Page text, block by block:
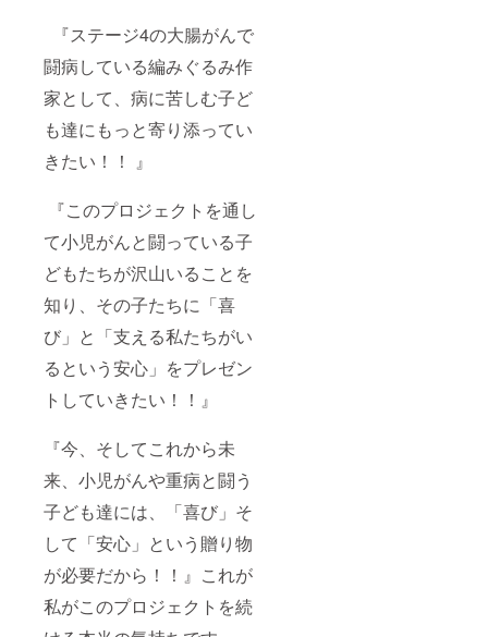
『ステージ4の大腸がんで
闘病している編みぐるみ作
家として、病に苦しむ子ど
も達にもっと寄り添ってい
きたい！！ 』
『このプロジェクトを通し
て小児がんと闘っている子
どもたちが沢山いることを
知り、その子たちに「喜
び」と「支える私たちがい
るという安心」をプレゼン
トしていきたい！！』
『今、そしてこれから未
来、小児がんや重病と闘う
子ども達には、「喜び」そ
して「安心」という贈り物
が必要だから！！』これが
私がこのプロジェクトを続